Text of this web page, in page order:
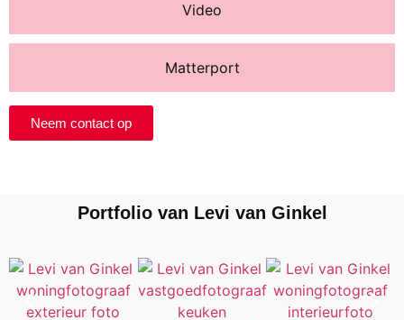
Video
Matterport
Neem contact op
Portfolio van Levi van Ginkel